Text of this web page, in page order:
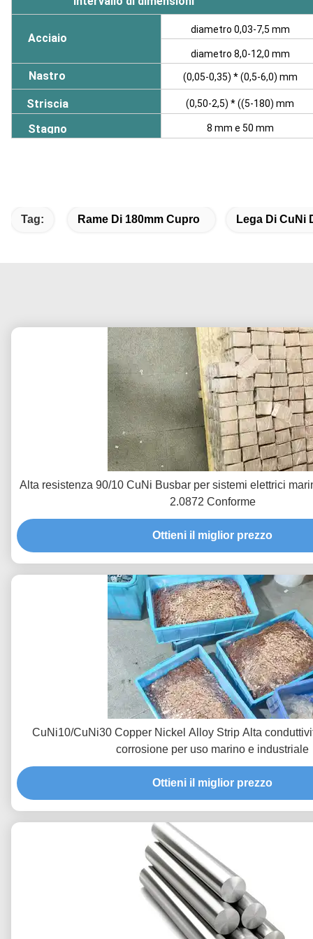
Acciaio
diametro 0,03-7,5 mm
diametro 8,0-12,0 mm
Nastro (0,05-0,35) * (0,5-6,0) mm
Striscia (0,50-2,5) * ((5-180) mm
Stagno 8 mm e 50 mm
Tag: Rame Di 180mm Cupro Lega Di CuNi
Alta resistenza 90/10 CuNi Busbar per sistemi elettrici
2.0872 Conforme
Ottieni il miglior prezzo
CuNi10/CuNi30 Copper Nickel Alloy Strip Alta
corrosione per uso marino e industriale
Ottieni il miglior prezzo